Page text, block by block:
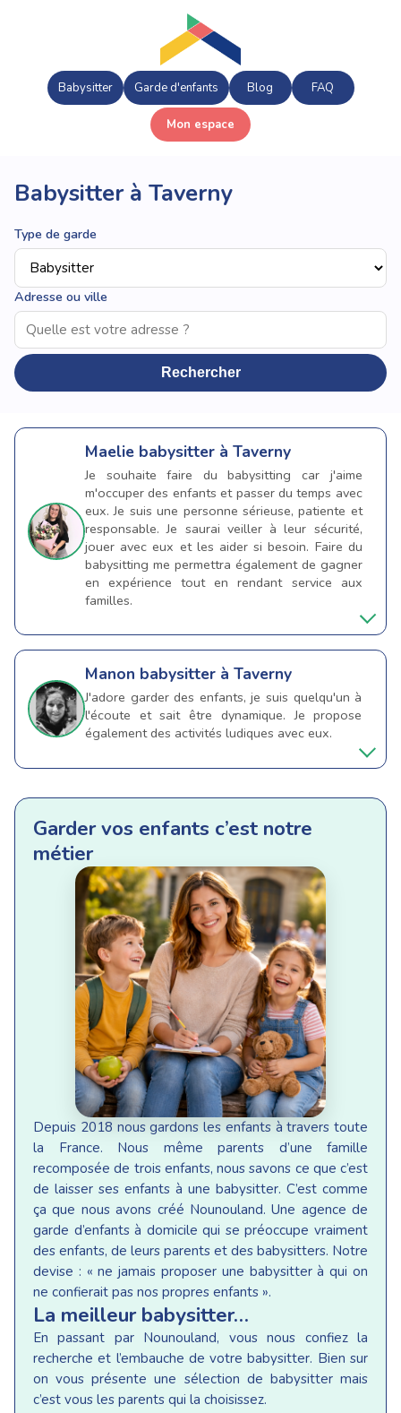
Babysitter Garde d'enfants Blog FAQ
Mon espace
Babysitter à Taverny
Type de garde
Adresse ou ville
Rechercher
Maelie babysitter à Taverny
Je souhaite faire du babysitting car j'aime
m'occuper des enfants et passer du temps avec
eux. Je suis une personne sérieuse, patiente et
responsable. Je saurai veiller à leur sécurité,
jouer avec eux et les aider si besoin. Faire du
babysitting me permettra également de gagner
en expérience tout en rendant service aux
familles.
Manon babysitter à Taverny
J'adore garder des enfants, je suis quelqu'un à
l'écoute et sait être dynamique. Je propose
également des activités ludiques avec eux.
Garder vos enfants c’est notre
métier
Depuis 2018 nous gardons les enfants à travers toute
la France. Nous même parents d’une famille
recomposée de trois enfants, nous savons ce que c’est
de laisser ses enfants à une babysitter. C’est comme
ça que nous avons créé Nounouland. Une agence de
garde d’enfants à domicile qui se préoccupe vraiment
des enfants, de leurs parents et des babysitters. Notre
devise : « ne jamais proposer une babysitter à qui on
ne confierait pas nos propres enfants ».
La meilleur babysitter…
En passant par Nounouland, vous nous confiez la
recherche et l’embauche de votre babysitter. Bien sur
on vous présente une sélection de babysitter mais
c’est vous les parents qui la choisissez.